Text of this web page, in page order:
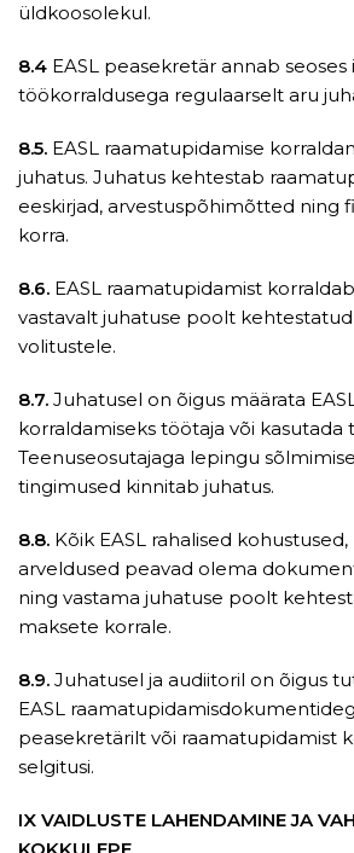
üldkoosolekul.
8.4 EASL peasekretär annab seoses
töökorraldusega regulaarselt aru
8.5. EASL raamatupidamise
juhatus. Juhatus kehtestab
eeskirjad, arvestuspõhimõtted ning
korra.
8.6. EASL raamatupidamist
vastavalt juhatuse poolt
volitustele.
8.7. Juhatusel on õigus määrata
korraldamiseks töötaja või kasutada
Teenuseosutajaga lepingu
tingimused kinnitab juhatus.
8.8. Kõik EASL rahalised
arveldused peavad olema
ning vastama juhatuse poolt
maksete korrale.
8.9. Juhatusel ja audiitoril on õigus
EASL
peasekretärilt või raamatupidamist
selgitusi.
IX VAIDLUSTE LAHENDAMINE JA